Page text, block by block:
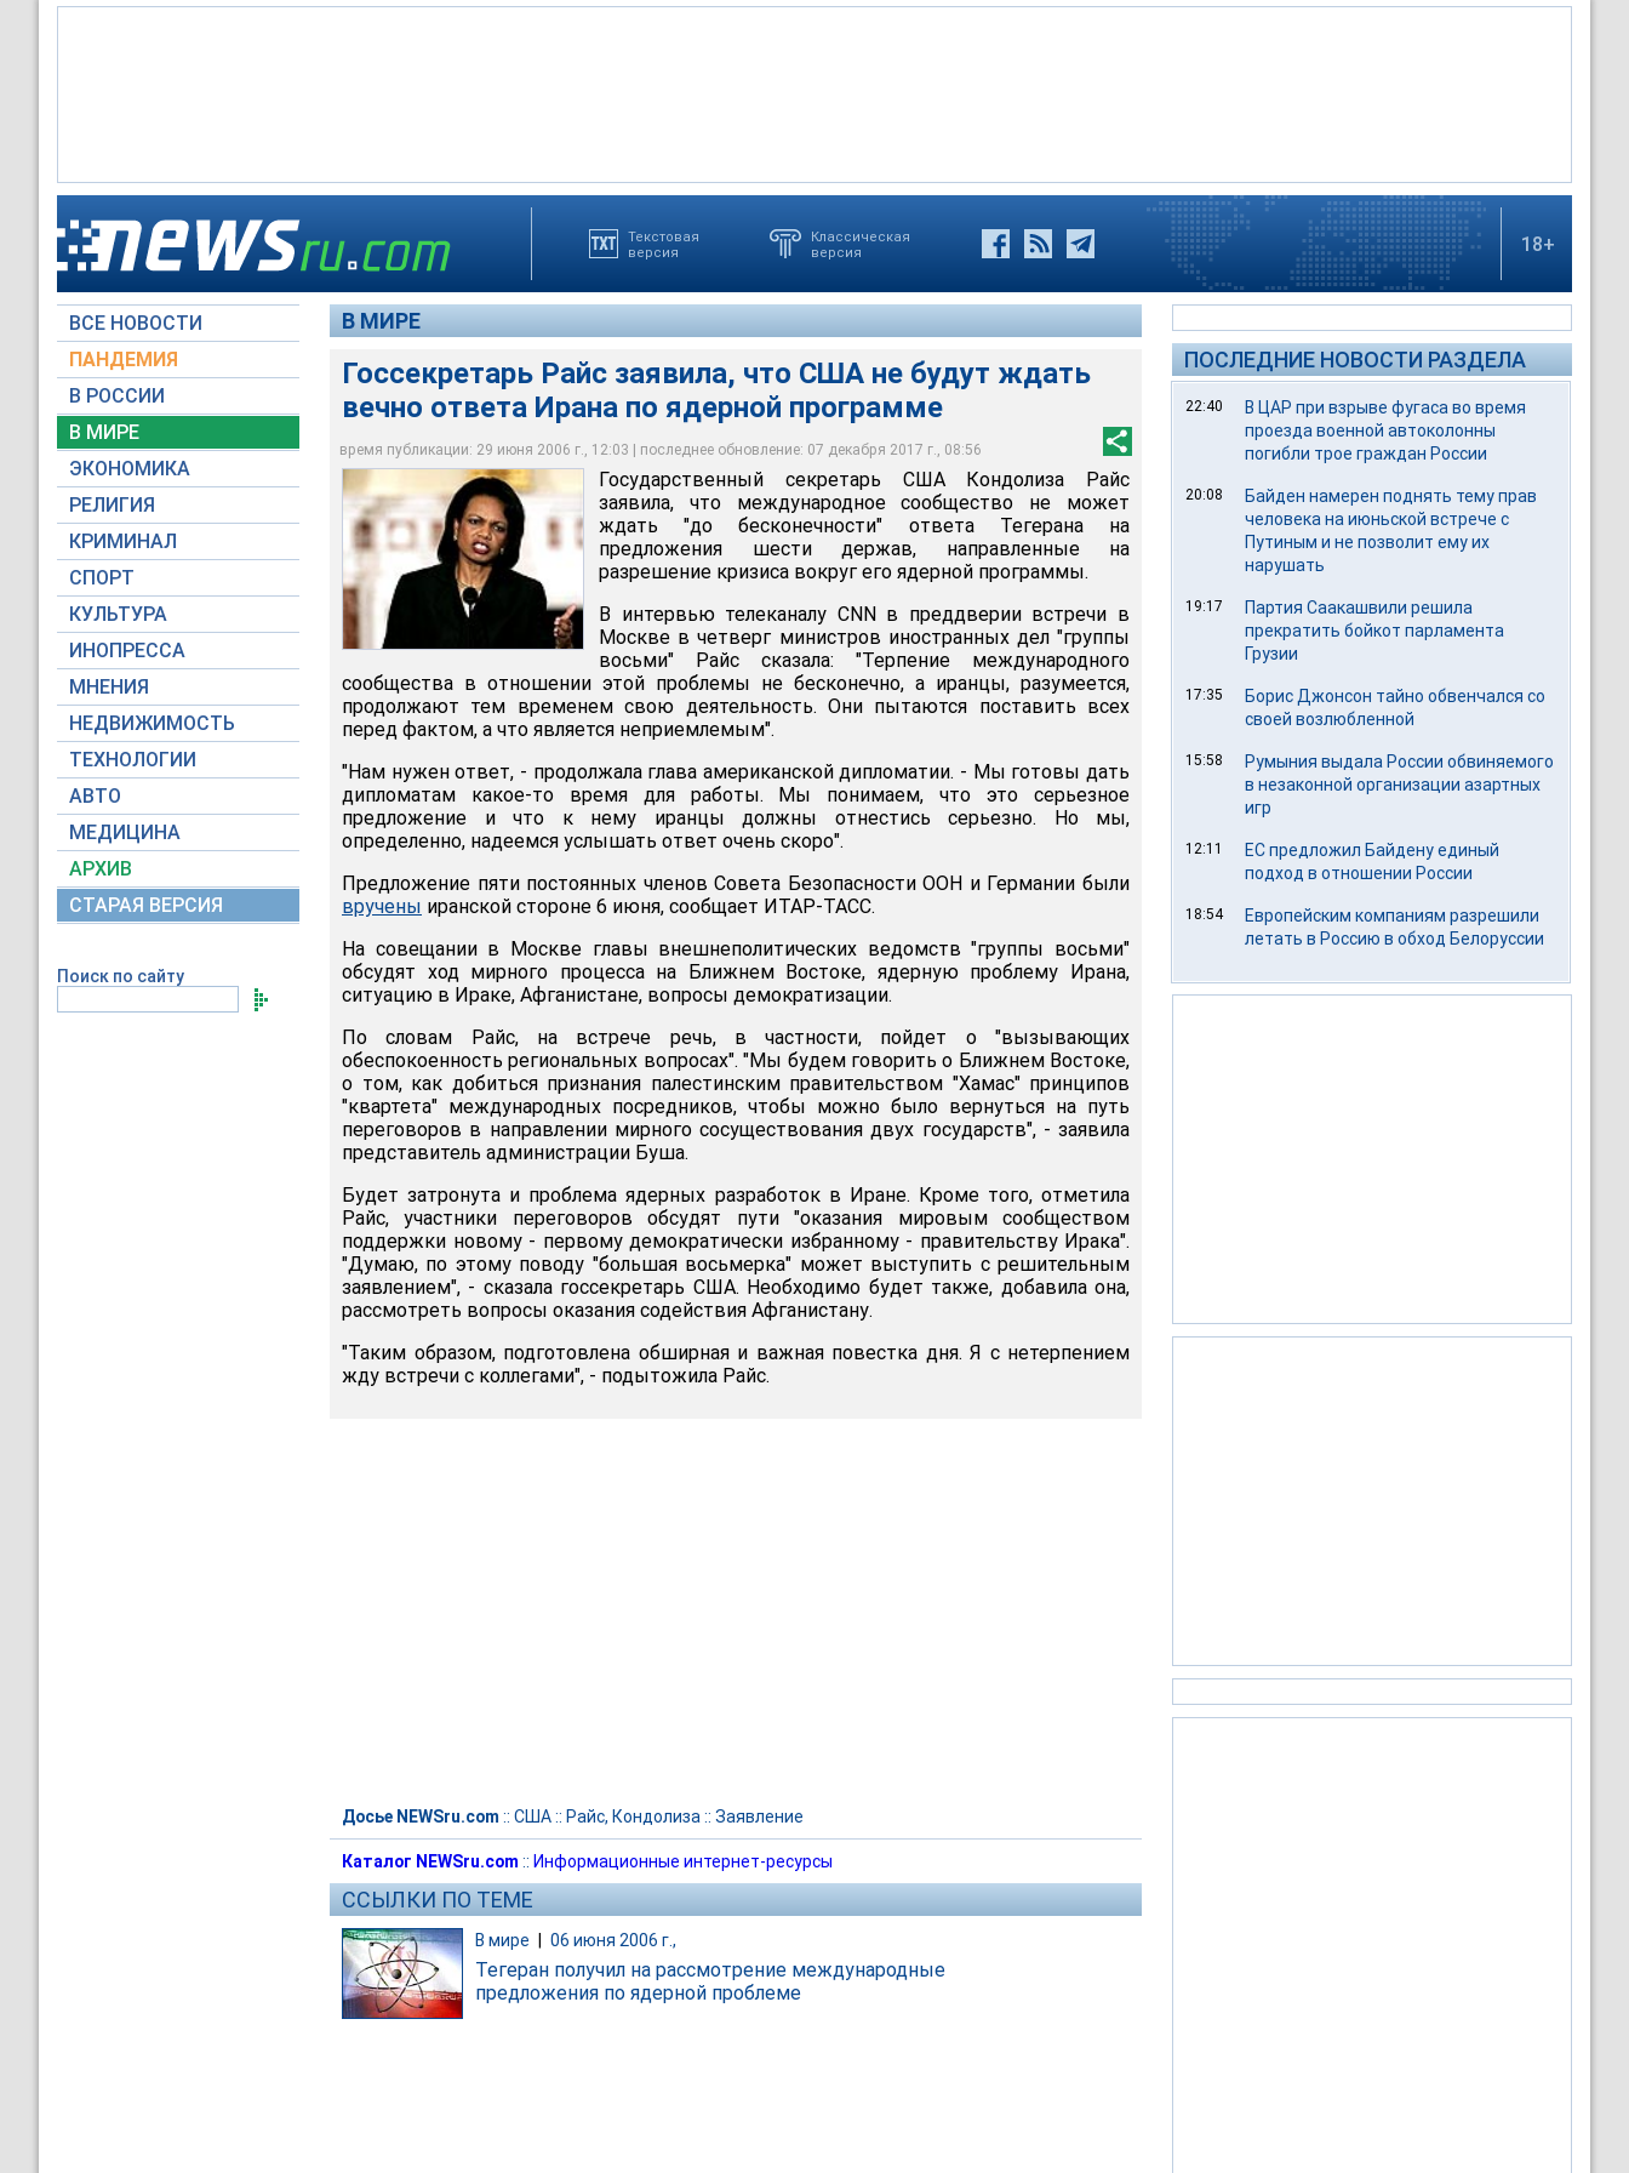
Текстовая
версия
Классическая
версия
18+
ВСЕ НОВОСТИ
ПАНДЕМИЯ
В РОССИИ
В МИРЕ
ЭКОНОМИКА
РЕЛИГИЯ
КРИМИНАЛ
СПОРТ
КУЛЬТУРА
ИНОПРЕССА
МНЕНИЯ
НЕДВИЖИМОСТЬ
ТЕХНОЛОГИИ
АВТО
МЕДИЦИНА
АРХИВ
СТАРАЯ ВЕРСИЯ
Поиск по сайту
В МИРЕ
Госсекретарь Райс заявила, что США не будут ждать
вечно ответа Ирана по ядерной программе
время публикации: 29 июня 2006 г., 12:03 | последнее обновление: 07 декабря 2017 г., 08:56
Госсекретарь Райс заявила, что США не будут ждать вечно ответа Ирана по ядерной
программе
AP Photo
Государственный секретарь США Кондолиза Райс
заявила, что международное сообщество не может
ждать "до бесконечности" ответа Тегерана на
предложения шести держав, направленные на
разрешение кризиса вокруг его ядерной программы.
В интервью телеканалу CNN в преддверии встречи в
Москве в четверг министров иностранных дел "группы
восьми" Райс сказала: "Терпение международного
сообщества в отношении этой проблемы не бесконечно, а иранцы, разумеется,
продолжают тем временем свою деятельность. Они пытаются поставить всех
перед фактом, а что является неприемлемым".
"Нам нужен ответ, - продолжала глава американской дипломатии. - Мы готовы дать
дипломатам какое-то время для работы. Мы понимаем, что это серьезное
предложение и что к нему иранцы должны отнестись серьезно. Но мы,
определенно, надеемся услышать ответ очень скоро".
Предложение пяти постоянных членов Совета Безопасности ООН и Германии были
вручены иранской стороне 6 июня, сообщает ИТАР-ТАСС.
На совещании в Москве главы внешнеполитических ведомств "группы восьми"
обсудят ход мирного процесса на Ближнем Востоке, ядерную проблему Ирана,
ситуацию в Ираке, Афганистане, вопросы демократизации.
По словам Райс, на встрече речь, в частности, пойдет о "вызывающих
обеспокоенность региональных вопросах". "Мы будем говорить о Ближнем Востоке,
о том, как добиться признания палестинским правительством "Хамас" принципов
"квартета" международных посредников, чтобы можно было вернуться на путь
переговоров в направлении мирного сосуществования двух государств", - заявила
представитель администрации Буша.
Будет затронута и проблема ядерных разработок в Иране. Кроме того, отметила
Райс, участники переговоров обсудят пути "оказания мировым сообществом
поддержки новому - первому демократически избранному - правительству Ирака".
"Думаю, по этому поводу "большая восьмерка" может выступить с решительным
заявлением", - сказала госсекретарь США. Необходимо будет также, добавила она,
рассмотреть вопросы оказания содействия Афганистану.
"Таким образом, подготовлена обширная и важная повестка дня. Я с нетерпением
жду встречи с коллегами", - подытожила Райс.
Досье NEWSru.com :: США:: Райс, Кондолиза :: Заявление
Каталог NEWSru.com :: Информационные интернет-ресурсы
ССЫЛКИ ПО ТЕМЕ
В мире 06 июня 2006 г.,
Тегеран получил на рассмотрение международные
предложения по ядерной проблеме
ПОСЛЕДНИЕ НОВОСТИ РАЗДЕЛА
22:40
В ЦАР при взрыве фугаса во время
проезда военной автоколонны
погибли трое граждан России
20:08
Байден намерен поднять тему прав
человека на июньской встрече с
Путиным и не позволит ему их
нарушать
19:17
Партия Саакашвили решила
прекратить бойкот парламента
Грузии
17:35
Борис Джонсон тайно обвенчался со
своей возлюбленной
15:58
Румыния выдала России обвиняемого
в незаконной организации азартных
игр
12:11
ЕС предложил Байдену единый
подход в отношении России
18:54
Европейским компаниям разрешили
летать в Россию в обход Белоруссии